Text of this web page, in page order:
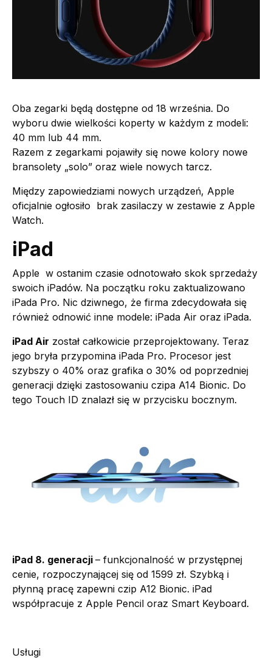
Oba zegarki będą dostępne od 18 września. Do
wyboru dwie wielkości koperty w każdym z modeli:
40 mm lub 44 mm.
Razem z zegarkami pojawiły się nowe kolory nowe
bransolety „solo” oraz wiele nowych tarcz.
Między zapowiedziami nowych urządzeń, Apple
oficjalnie ogłosiło brak zasilaczy w zestawie z Apple
Watch.
iPad
Apple w ostanim czasie odnotowało skok sprzedaży
swoich iPadów. Na początku roku zaktualizowano
iPada Pro. Nic dziwnego, że firma zdecydowała się
również odnowić inne modele: iPada Air oraz iPada.
iPad Air został całkowicie przeprojektowany. Teraz
jego bryła przypomina iPada Pro. Procesor jest
szybszy o 40% oraz grafika o 30% od poprzedniej
generacji dzięki zastosowaniu czipa A14 Bionic. Do
tego Touch ID znalazł się w przycisku bocznym.
iPad 8. generacji – funkcjonalność w przystępnej
cenie, rozpoczynającej się od 1599 zł. Szybką i
płynną pracę zapewni czip A12 Bionic. iPad
współpracuje z Apple Pencil oraz Smart Keyboard.
Usługi